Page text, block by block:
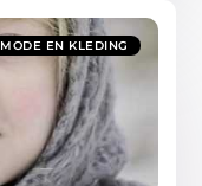
MODE EN KLEDING